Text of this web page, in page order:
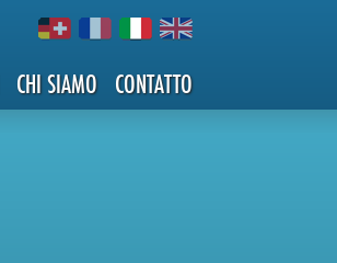
CHI SIAMO CONTATTO